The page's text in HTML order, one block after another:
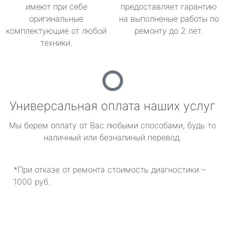
имеют при себе
оригинальные
комплектующие от любой
техники.
предоставляет гарантию
на выполненые работы по
ремонту до 2 лет.
Универсальная оплата наших услуг
Мы берем оплату от Вас любыми способами, будь то
наличный или безналиный перевод.
*При отказе от ремонта стоимость диагностики –
1000 руб.